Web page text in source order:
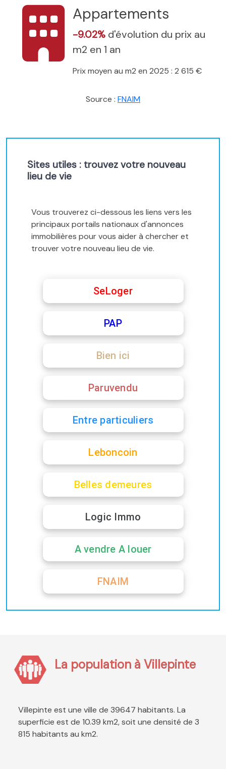
Appartements
-9.02% d'évolution du prix au
m2 en 1 an
Prix moyen au m2 en 2025 : 2 615 €
Source : FNAIM
Sites utiles : trouvez votre nouveau
lieu de vie
Vous trouverez ci-dessous les liens vers les
principaux portails nationaux d'annonces
immobilières pour vous aider à chercher et
trouver votre nouveau lieu de vie.
SeLoger
PAP
Bien ici
Paruvendu
Entre particuliers
Leboncoin
Belles demeures
Logic Immo
A vendre A louer
FNAIM
La population à Villepinte
Villepinte est une ville de 39647 habitants. La
superficie est de 10.39 km2, soit une densité de 3
815 habitants au km2.